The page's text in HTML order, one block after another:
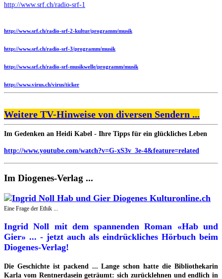
http://www.srf.ch/radio-srf-1
http://www.srf.ch/radio-srf-2-kultur/programm/musik
http://www.srf.ch/radio-srf-3/programm/musik
http://www.srf.ch/radio-srf-musikwelle/programm/musik
http://www.virus.ch/virus/ticker
Weitere TV-Hinweise von diversen Sendern ...
Im Gedenken an Heidi Kabel - Ihre Tipps für ein glückliches Leben
http://www.youtube.com/watch?v=G-xS3v_3e-4&feature=related
Im Diogenes-Verlag ...
Eine Frage der Ethik ...
Ingrid Noll mit dem spannenden Roman «Hab und
Gier» ... - jetzt auch als eindrückliches Hörbuch beim
Diogenes-Verlag!
Die Geschichte ist packend ... Lange schon hatte die Bibliothekarin
Karla vom Rentnerdasein geträumt: sich zurücklehnen und endlich in